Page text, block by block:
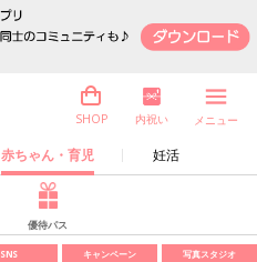
赤ちゃん・育児 妊活
SHOP 内祝い メニュー
優待パス
SNS キャンペーン 写真スタジオ